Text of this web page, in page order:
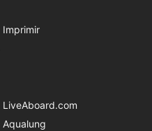
Imprimir
LiveAboard.com
Aqualung